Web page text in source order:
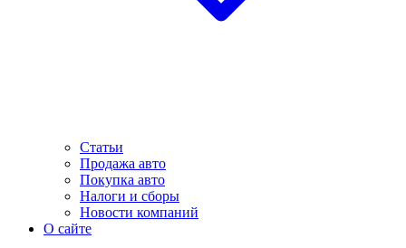
Статьи
Продажа авто
Покупка авто
Налоги и сборы
Новости компаний
О сайте